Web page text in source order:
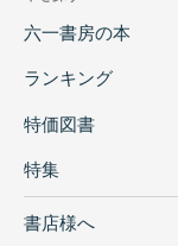
六一書房の本
ランキング
特価図書
特集
書店様へ